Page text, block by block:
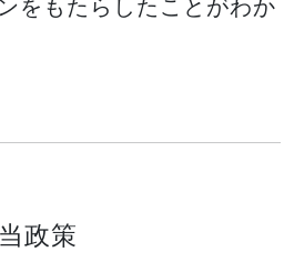
をもたらしたことがわか
政策